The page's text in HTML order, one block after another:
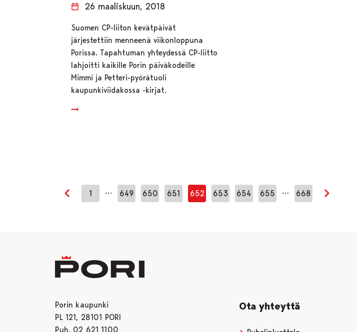
26 maaliskuun, 2018
Suomen CP-liiton kevätpäivät
järjestettiin menneenä viikonloppuna
Porissa. Tapahtuman yhteydessä CP-liitto
lahjoitti kaikille Porin päiväkodeille
Mimmi ja Petteri-pyörätuoli
kaupunkiviidakossa -kirjat.
Edellinen sivu
1 … 649 650 651 652 653 654 655 … 668
Porin kaupunki
PL 121, 28101 PORI
Puh. 02 621 1100
Ota yhteyttä